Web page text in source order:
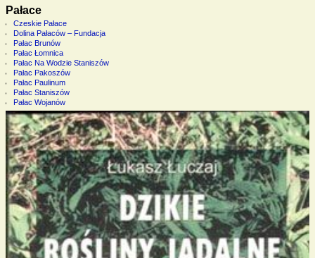
Pałace
Czeskie Pałace
Dolina Pałaców – Fundacja
Pałac Brunów
Pałac Łomnica
Pałac Na Wodzie Staniszów
Pałac Pakoszów
Pałac Paulinum
Pałac Staniszów
Pałac Wojanów